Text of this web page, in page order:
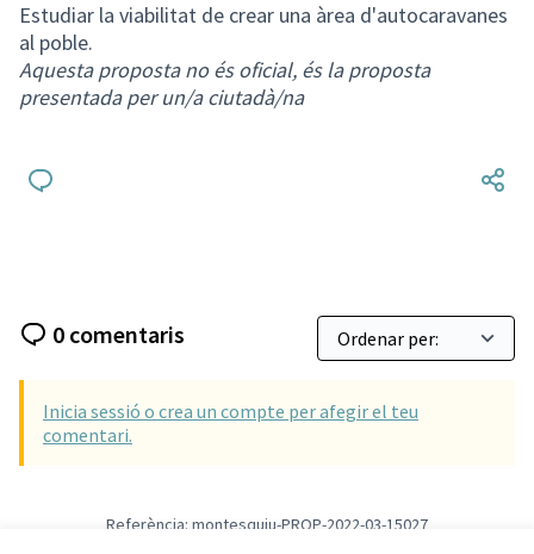
Estudiar la viabilitat de crear una àrea d'autocaravanes
al poble.
Aquesta proposta no és oficial, és la proposta
presentada per un/a ciutadà/na
0 comentaris
Inicia sessió o crea un compte per afegir el teu
comentari.
Referència: montesquiu-PROP-2022-03-15027